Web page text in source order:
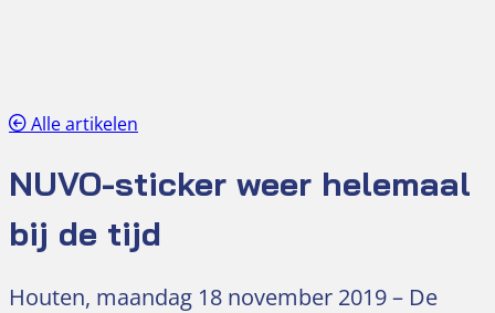
Alle artikelen
NUVO-sticker weer helemaal
bij de tijd
Houten, maandag 18 november 2019 – De